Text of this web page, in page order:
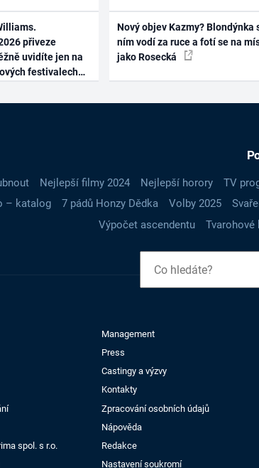
přiveze
uvidíte jen na
festivalech
Nový objev Kazmy? Blondýnka
ním vodí za ruce a fotí se na
jako Rosecká
Nejlepší filmy 2024 Nejlepší horory TV
– katalog
7 pádů Honzy Dědka Volby 2025
Výpočet ascendentu
Tvarohové
Management
Press
Castingy a výzvy
Kontakty
Zpracování osobních údajů
Nápověda
spol. s r.o.
Redakce
Nastavení soukromí